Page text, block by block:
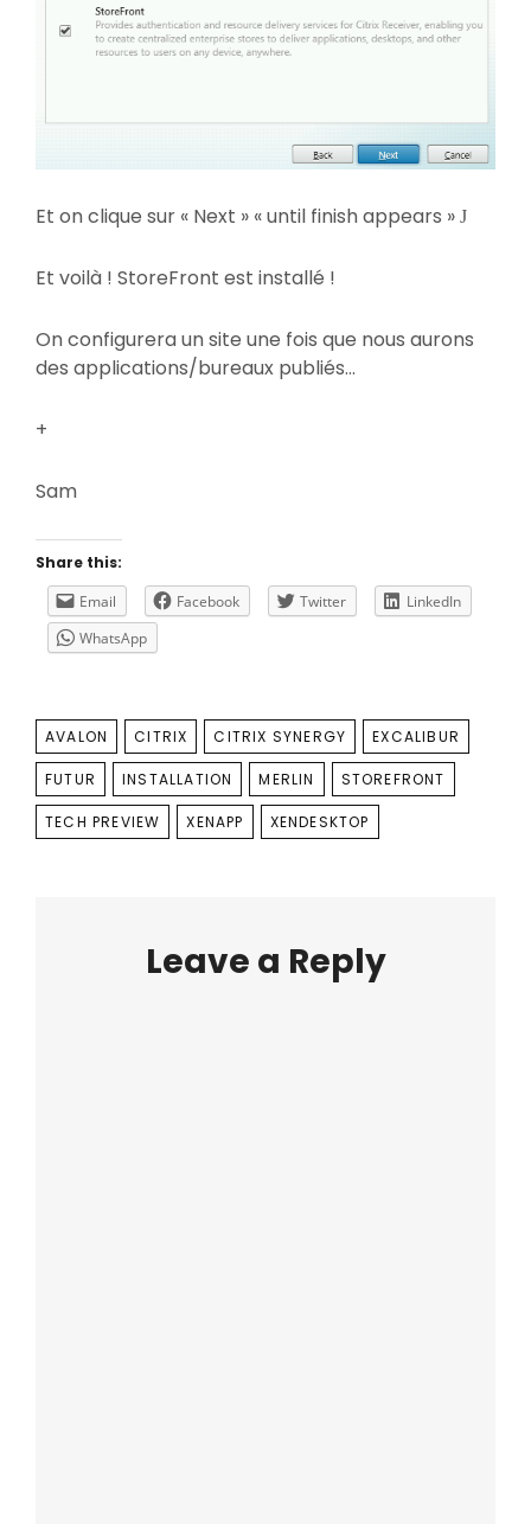
Et on clique sur « Next » « until finish appears » J
Et voilà ! StoreFront est installé !
On configurera un site une fois que nous aurons
des applications/bureaux publiés…
+
Sam
Share this:
Email
Facebook Twitter
LinkedIn
WhatsApp
TAGS
AVALON CITRIX CITRIX SYNERGY EXCALIBUR
FUTUR INSTALLATION MERLIN STOREFRONT
TECH PREVIEW XENAPP XENDESKTOP
Leave a Reply